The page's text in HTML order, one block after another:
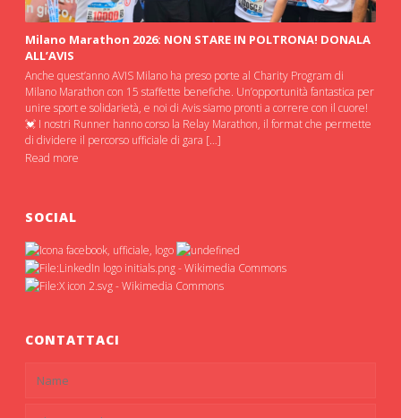
Milano Marathon 2026: NON STARE IN POLTRONA! DONALA
ALL’AVIS
Anche quest’anno AVIS Milano ha preso porte al Charity Program di
Milano Marathon con 15 staffette benefiche. Un’opportunità fantastica per
unire sport e solidarietà, e noi di Avis siamo pronti a correre con il cuore!
💓 I nostri Runner hanno corso la Relay Marathon, il format che permette
di dividere il percorso ufficiale di gara […]
Read more
SOCIAL
CONTATTACI